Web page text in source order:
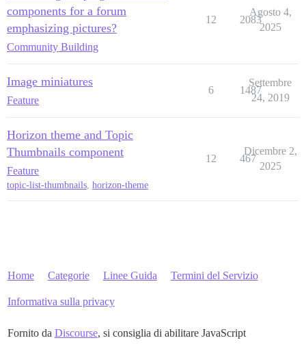
components for a forum
emphasizing pictures?
Community Building
12 2083
Agosto 4,
2025
Image miniatures
Feature
6 1487
Settembre
24, 2019
Horizon theme and Topic
Thumbnails component
Feature
topic-list-thumbnails, horizon-theme
12 467
Dicembre 2,
2025
Home Categorie Linee Guida Termini del Servizio
Informativa sulla privacy
Fornito da Discourse, si consiglia di abilitare JavaScript